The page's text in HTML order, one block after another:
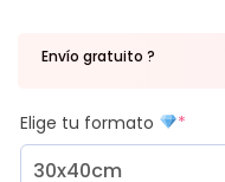
Envío gratuito ?
Elige tu formato *